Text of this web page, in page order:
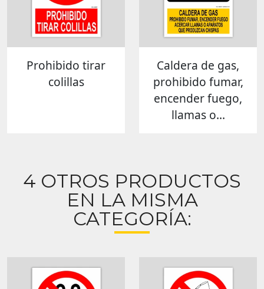
Prohibido tirar
colillas
Caldera de gas,
prohibido fumar,
encender fuego,
llamas o...
4 OTROS PRODUCTOS
EN LA MISMA
CATEGORÍA: